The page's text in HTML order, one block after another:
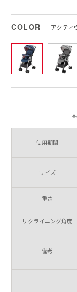
COLOR アクティ
使用期間
サイズ
重さ
リクライニング角度
備考